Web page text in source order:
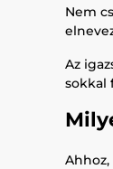
Nem
Az
sokkal